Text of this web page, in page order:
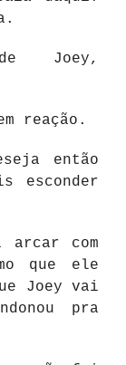
Joey,
reação.
então
esconder
arcar com
que ele
Joey vai
pra